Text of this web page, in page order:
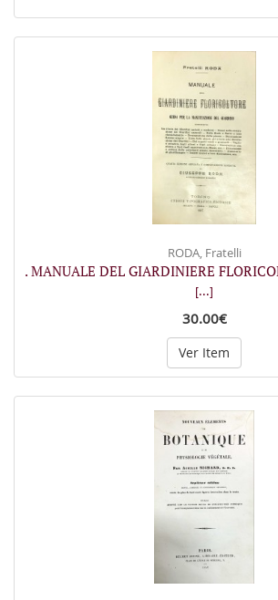
RODA, Fratelli
. MANUALE DEL GIARDINIERE
[...]
30.00€
Ver Item